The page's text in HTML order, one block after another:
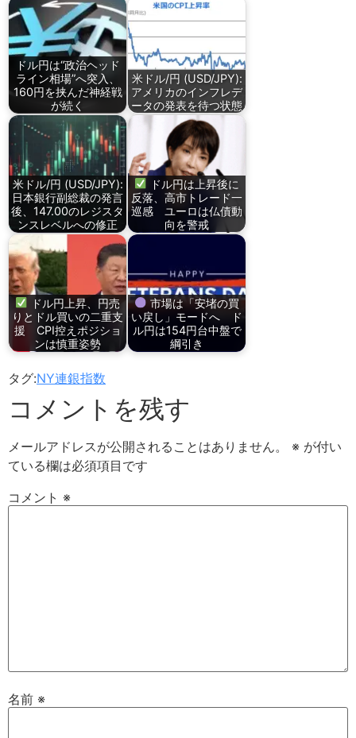
ドル円は“政治ヘッド
ライン相場”へ突入、
160円を挟んだ神経戦
が続く
米ドル/円 (USD/JPY):
アメリカのインフレデ
ータの発表を待つ状態
米ドル/円 (USD/JPY):
日本銀行副総裁の発言
後、147.00のレジスタ
ンスレベルへの修正
ドル円は上昇後に
反落、高市トレード一
巡感 ユーロは仏債動
向を警戒
ドル円上昇、円売
りとドル買いの二重支
援 CPI控えポジショ
ンは慎重姿勢
市場は「安堵の買
い戻し」モードへ ド
ル円は154円台中盤で
綱引き
タグ:NY連銀指数
コメントを残す
メールアドレスが公開されることはありません。 ※ が付い
ている欄は必須項目です
コメント ※
名前 ※